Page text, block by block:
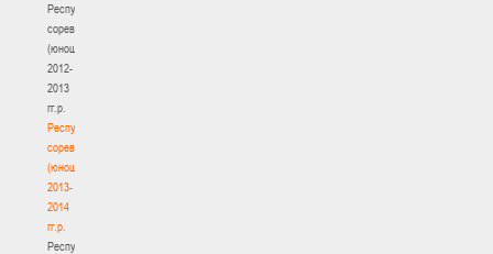
Республиканские
соревнования
(юноши)
2012-
2013
гг.р.
Республиканские
соревнования
(юноши)
2013-
2014
гг.р.
Республиканские